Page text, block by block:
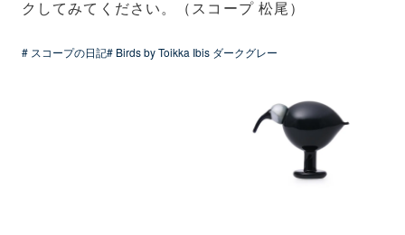
クしてみてください。（スコープ 松尾）
# スコープの日記# Birds by Toikka Ibis ダークグレー